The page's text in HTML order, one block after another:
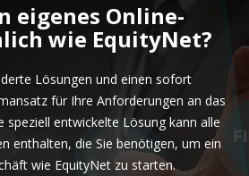
eigenes Online-
wie EquityNet?
Lösungen und einen sofort
für Ihre Anforderungen an das
speziell entwickelte Lösung kann alle
enthalten, die Sie benötigen, um ein
wie EquityNet zu starten.